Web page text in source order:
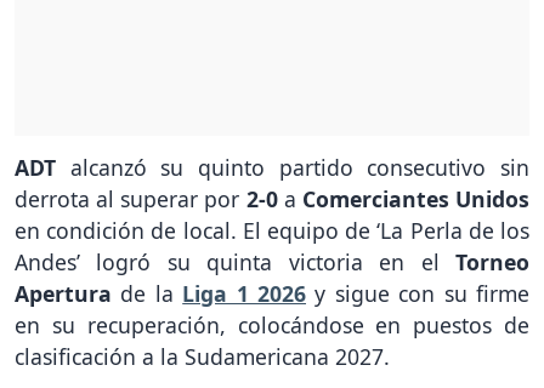
ADT alcanzó su quinto partido consecutivo sin
derrota al superar por 2-0 a Comerciantes Unidos
en condición de local. El equipo de ‘La Perla de los
Andes’ logró su quinta victoria en el Torneo
Apertura de la Liga 1 2026 y sigue con su firme
en su recuperación, colocándose en puestos de
clasificación a la Sudamericana 2027.